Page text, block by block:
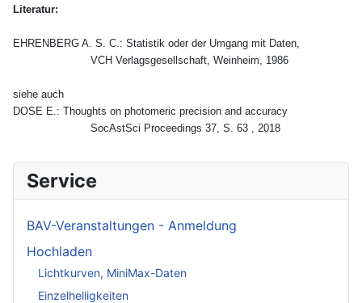
Literatur:
EHRENBERG A. S. C.: Statistik oder der Umgang mit Daten,
			VCH Verlagsgesellschaft, Weinheim, 1986
siehe auch
DOSE E.: Thoughts on photomeric precision and accuracy
			SocAstSci Proceedings 37, S. 63 , 2018
Service
BAV-Veranstaltungen - Anmeldung
Hochladen
Lichtkurven, MiniMax-Daten
Einzelhelligkeiten